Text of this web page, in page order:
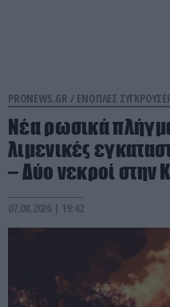
PRONEWS.GR / ΕΝΟΠΛΕΣ
Νέα ρωσικά
λιμενικές
– Δύο νεκροί στην
07.08.2026 | 19:42